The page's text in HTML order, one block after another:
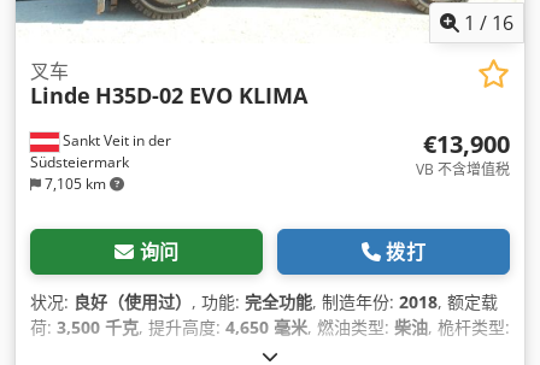
1 / 16
Sankt Veit in der
Südsteiermark
7,105 km
叉车
Linde H35D-02 EVO KLIMA
€13,900
VB 不含增值税
询问 拨打
状况: 良好（使用过） , 功能: 完全功能, 制造年份: 2018, 额定载
荷: 3,500 千克, 提升高度: 4,650 毫米, 燃油类型: 柴油, 桅杆类型:
44 千瓦 (59.82 马力)